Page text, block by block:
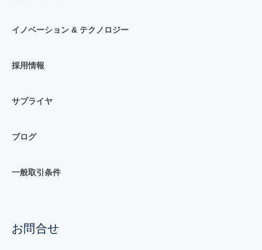
イノベーション & テクノロジー
採用情報
サプライヤ
ブログ
一般取引条件
お問合せ